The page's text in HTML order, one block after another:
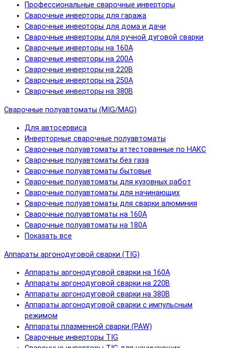
Профессиональные сварочные инверторы
Сварочные инверторы для гаража
Сварочные инверторы для дома и дачи
Сварочные инверторы для ручной дуговой сварки
Сварочные инверторы на 160А
Сварочные инверторы на 200А
Сварочные инверторы на 220В
Сварочные инверторы на 250А
Сварочные инверторы на 380В
Сварочные полуавтоматы (MIG/MAG)
Для автосервиса
Инверторные сварочные полуавтоматы
Сварочные полуавтоматы аттестованные по НАКС
Сварочные полуавтоматы без газа
Сварочные полуавтоматы бытовые
Сварочные полуавтоматы для кузовных работ
Сварочные полуавтоматы для начинающих
Сварочные полуавтоматы для сварки алюминия
Сварочные полуавтоматы на 160А
Сварочные полуавтоматы на 180А
Показать все
Аппараты аргонодуговой сварки (TIG)
Аппараты аргонодуговой сварки на 160А
Аппараты аргонодуговой сварки на 220В
Аппараты аргонодуговой сварки на 380В
Аппараты аргонодуговой сварки с импульсным
режимом
Аппараты плазменной сварки (PAW)
Сварочные инверторы TIG